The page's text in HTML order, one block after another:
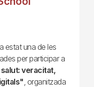
estat una de les
per participar a
veracitat,
, organitzada